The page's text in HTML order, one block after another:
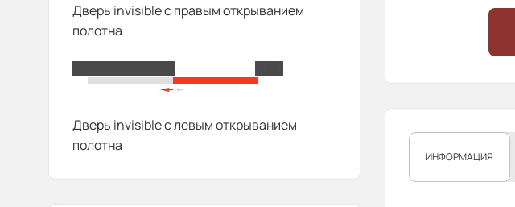
Дверь invisible с правым открыванием
полотна
Дверь invisible с левым открыванием
полотна
ИНФОРМАЦИЯ